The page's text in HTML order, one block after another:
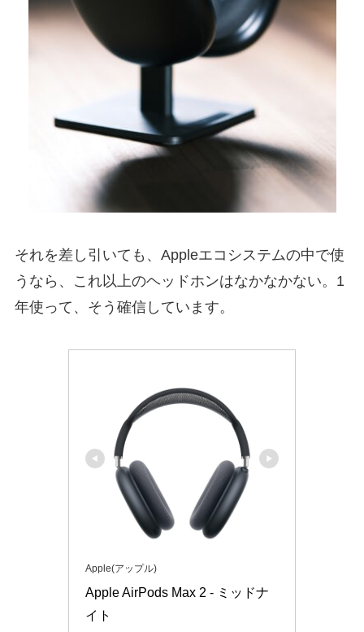
それを差し引いても、Appleエコシステムの中で使
うなら、これ以上のヘッドホンはなかなかない。1
年使って、そう確信しています。
Apple(アップル)
Apple AirPods Max 2 - ミッドナ
イト